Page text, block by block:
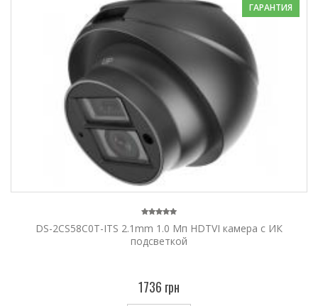
ГАРАНТИЯ
DS-2CS58C0T-ITS 2.1mm 1.0 Мп HDTVI камера с ИК
подсветкой
1736 грн